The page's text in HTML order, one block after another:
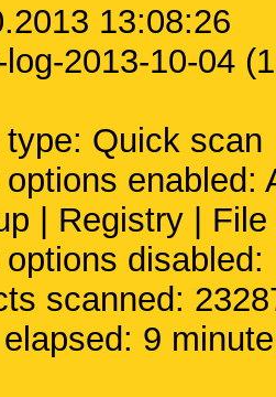
13:08:26
log-2013-10-04
Quick scan
enabled:
| Registry |
disabled:
scanned:
9